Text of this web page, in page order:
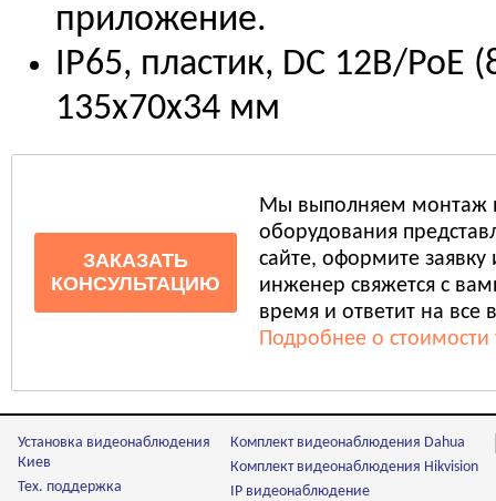
приложение.
IP65, пластик, DC 12В/PoE
135х70х34 мм
ЗАКАЗАТЬ
КОНСУЛЬТАЦИЮ
Мы выполняем монтаж
оборудования
сайте, оформите
инженер свяжется с
время и ответит на все
Подробнее о стоимости
Установка видеонаблюдения
Киев
Тех. поддержка
Комплект видеонаблюдения Dahua
Комплект видеонаблюдения Hikvision
IP видеонаблюдение